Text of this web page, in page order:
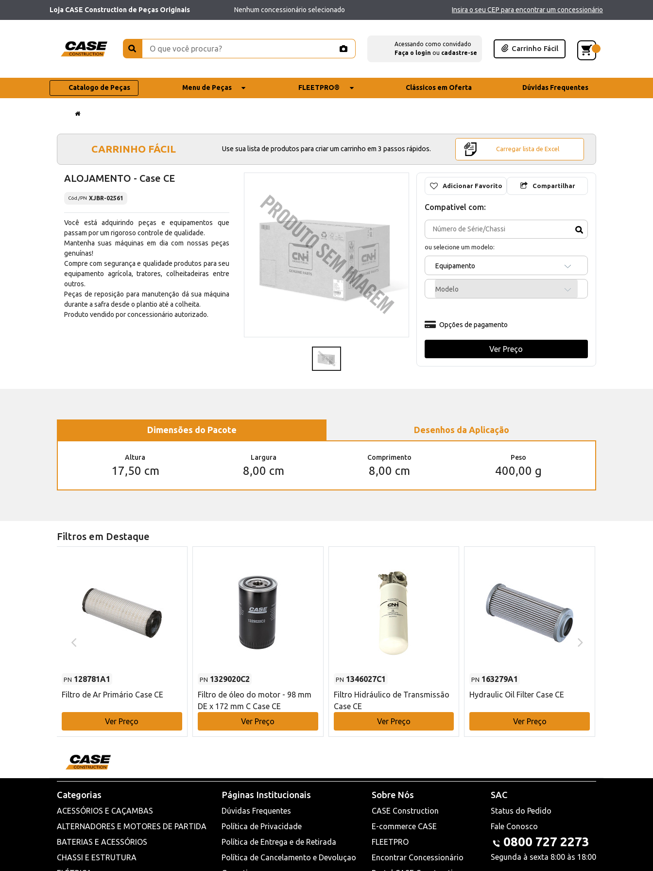
Loja CASE Construction de Peças Originais Nenhum concessionário selecionado Insira o seu CEP para encontrar um concessionário
Acessando como convidado
Faça o login ou cadastre-se
Carrinho Fácil
Catalogo de Peças Menu de Peças FLEETPRO® Clássicos em Oferta Dúvidas Frequentes
CARRINHO FÁCIL Use sua lista de produtos para criar um carrinho em 3 passos rápidos. Carregar lista de Excel
ALOJAMENTO - Case CE
Cód./PN XJBR-02561
Você está adquirindo peças e equipamentos que
passam por um rigoroso controle de qualidade.
Mantenha suas máquinas em dia com nossas peças
genuínas!
Compre com segurança e qualidade produtos para seu
equipamento agrícola, tratores, colheitadeiras entre
outros.
Peças de reposição para manutenção dá sua máquina
durante a safra desde o plantio até a colheita.
Produto vendido por concessionário autorizado.
Adicionar Favorito Compartilhar
Compativel com:
ou selecione um modelo:
Equipamento
Modelo
Opções de pagamento
Ver Preço
Dimensões do Pacote Desenhos da Aplicação
Altura
17,50 cm
Largura
8,00 cm
Comprimento
8,00 cm
Peso
400,00 g
Filtros em Destaque
PN 128781A1
Filtro de Ar Primário Case CE
Ver Preço
PN 1329020C2
Filtro de óleo do motor - 98 mm
DE x 172 mm C Case CE
Ver Preço
PN 1346027C1
Filtro Hidráulico de Transmissão
Case CE
Ver Preço
PN 163279A1
Hydraulic Oil Filter Case CE
Ver Preço
Categorias
ACESSÓRIOS E CAÇAMBAS
ALTERNADORES E MOTORES DE PARTIDA
BATERIAS E ACESSÓRIOS
CHASSI E ESTRUTURA
Páginas Institucionais
Dúvidas Frequentes
Política de Privacidade
Política de Entrega e de Retirada
Política de Cancelamento e Devoluçao
Sobre Nós
CASE Construction
E-commerce CASE
FLEETPRO
Encontrar Concessionário
SAC
Status do Pedido
Fale Conosco
0800 727 2273
Segunda à sexta 8:00 às 18:00